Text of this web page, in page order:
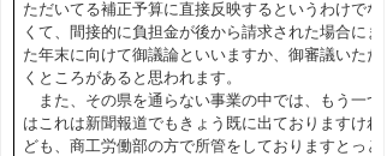
ただいてる補正予算に直接反映するというわけでな
くて、間接的に負担金が後から請求された場合にま
た年末に向けて御議論といいますか、御審議いただ
くところがあると思われます。
また、その県を通らない事業の中では、もう一つ
はこれは新聞報道でもきょう既に出ておりますけれ
ども、商工労働部の方で所管をしておりますとっと